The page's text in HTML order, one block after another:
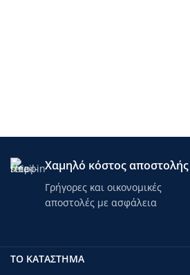
Χαμηλό κόστος αποστολής
Γρήγορες και οικονομικές
αποστολές με ασφάλεια
ΤΟ ΚΑΤΑΣΤΗΜΑ